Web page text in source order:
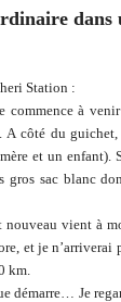
dans
Station :
commence à
A côté du
et un enfant).
gros sac blanc
nouveau vient à
et je n’arriverai
km.
démarre… Je